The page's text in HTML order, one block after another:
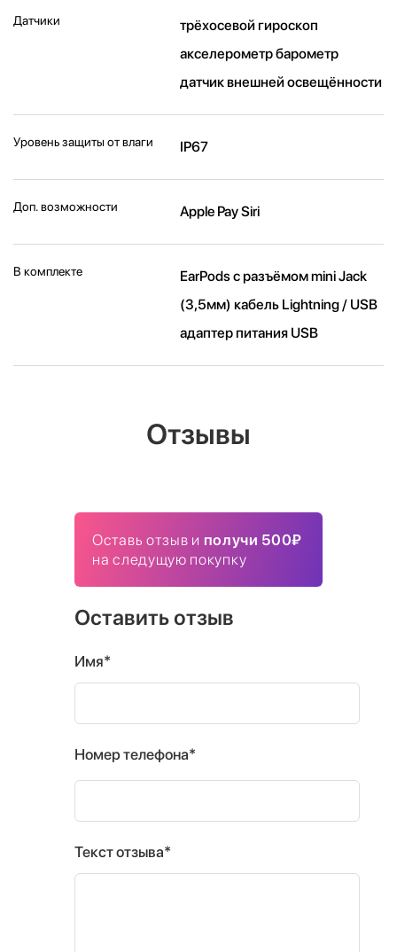
Датчики
трёхосевой гироскоп
акселерометр барометр
датчик внешней освещённости
Уровень защиты от влаги IP67
Доп. возможности Apple Pay Siri
В комплекте
EarPods с разъёмом mini Jack
(3,5мм) кабель Lightning / USB
адаптер питания USB
Отзывы
Оставь отзыв и получи 500₽
на следущую покупку
Оставить отзыв
Имя*
Номер телефона*
Текст отзыва*